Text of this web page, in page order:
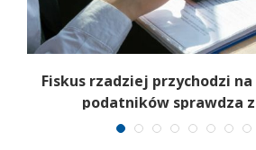
Fiskus rzadziej przychodzi
podatników sprawdza